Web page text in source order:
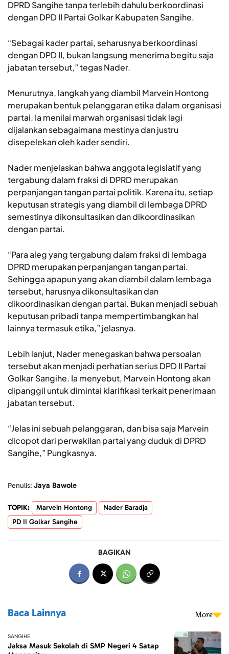
DPRD Sangihe tanpa terlebih dahulu berkoordinasi
dengan DPD II Partai Golkar Kabupaten Sangihe.
“Sebagai kader partai, seharusnya berkoordinasi
dengan DPD II, bukan langsung menerima begitu saja
jabatan tersebut,” tegas Nader.
Menurutnya, langkah yang diambil Marvein Hontong
merupakan bentuk pelanggaran etika dalam organisasi
partai. Ia menilai marwah organisasi tidak lagi
dijalankan sebagaimana mestinya dan justru
disepelekan oleh kader sendiri.
Nader menjelaskan bahwa anggota legislatif yang
tergabung dalam fraksi di DPRD merupakan
perpanjangan tangan partai politik. Karena itu, setiap
keputusan strategis yang diambil di lembaga DPRD
semestinya dikonsultasikan dan dikoordinasikan
dengan partai.
“Para aleg yang tergabung dalam fraksi di lembaga
DPRD merupakan perpanjangan tangan partai.
Sehingga apapun yang akan diambil dalam lembaga
tersebut, harusnya dikonsultasikan dan
dikoordinasikan dengan partai. Bukan menjadi sebuah
keputusan pribadi tanpa mempertimbangkan hal
lainnya termasuk etika,” jelasnya.
Lebih lanjut, Nader menegaskan bahwa persoalan
tersebut akan menjadi perhatian serius DPD II Partai
Golkar Sangihe. Ia menyebut, Marvein Hontong akan
dipanggil untuk dimintai klarifikasi terkait penerimaan
jabatan tersebut.
“Jelas ini sebuah pelanggaran, dan bisa saja Marvein
dicopot dari perwakilan partai yang duduk di DPRD
Sangihe,” Pungkasnya.
Penulis: Jaya Bawole
TOPIK: Marvein Hontong
Nader Baradja
PD II Golkar Sangihe
BAGIKAN
Baca Lainnya More
SANGIHE
Jaksa Masuk Sekolah di SMP Negeri 4 Satap